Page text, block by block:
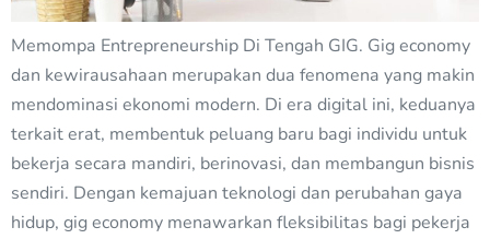
Memompa Entrepreneurship Di Tengah GIG. Gig economy
dan kewirausahaan merupakan dua fenomena yang makin
mendominasi ekonomi modern. Di era digital ini, keduanya
terkait erat, membentuk peluang baru bagi individu untuk
bekerja secara mandiri, berinovasi, dan membangun bisnis
sendiri. Dengan kemajuan teknologi dan perubahan gaya
hidup, gig economy menawarkan fleksibilitas bagi pekerja